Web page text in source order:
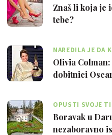
Znaš li koja je
tebe?
NAREDILA JE DA
TOALETNI PAPIR
Olivia
dobitnici
OPUSTI SVOJE
Boravak u
nezaboravno